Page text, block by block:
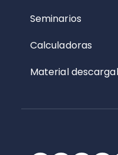
Seminarios
Calculadoras
Material